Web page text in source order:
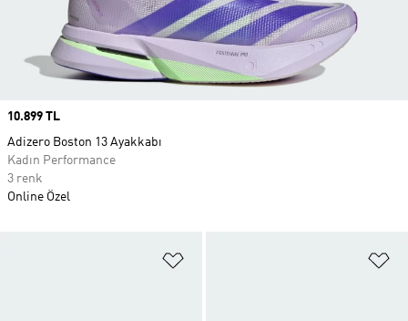
Price
10.899 TL
Adizero Boston 13 Ayakkabı
Kadın Performance
3 renk
Online Özel